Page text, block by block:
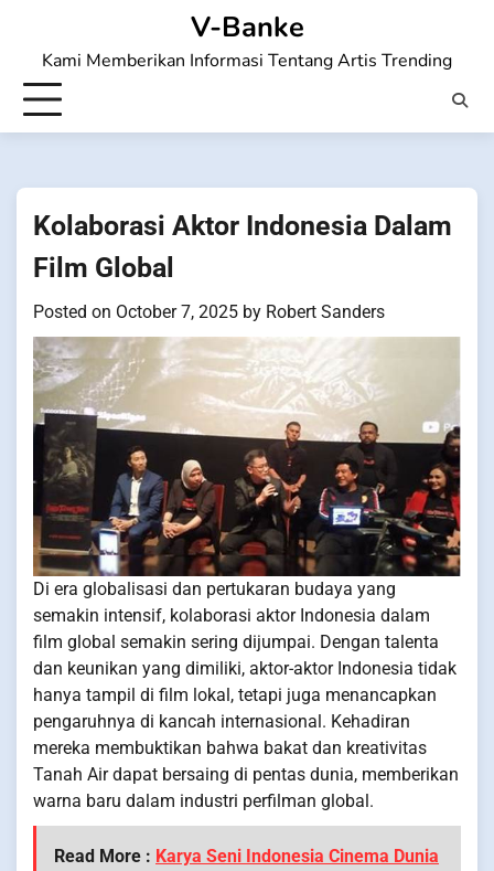
content
V-Banke
Kami Memberikan Informasi Tentang Artis Trending
Kolaborasi Aktor Indonesia Dalam
Film Global
Posted on October 7, 2025 by Robert Sanders
Di era globalisasi dan pertukaran budaya yang
semakin intensif, kolaborasi aktor Indonesia dalam
film global semakin sering dijumpai. Dengan talenta
dan keunikan yang dimiliki, aktor-aktor Indonesia tidak
hanya tampil di film lokal, tetapi juga menancapkan
pengaruhnya di kancah internasional. Kehadiran
mereka membuktikan bahwa bakat dan kreativitas
Tanah Air dapat bersaing di pentas dunia, memberikan
warna baru dalam industri perfilman global.
Read More : Karya Seni Indonesia Cinema Dunia